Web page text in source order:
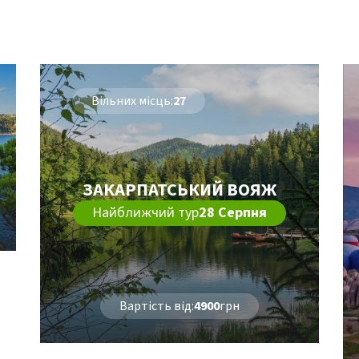
ЗАКАРПАТСЬКИЙ ВОЯЖ
Найближчий тур28 Серпня
Вартість від:4900грн
Вільних місць:27